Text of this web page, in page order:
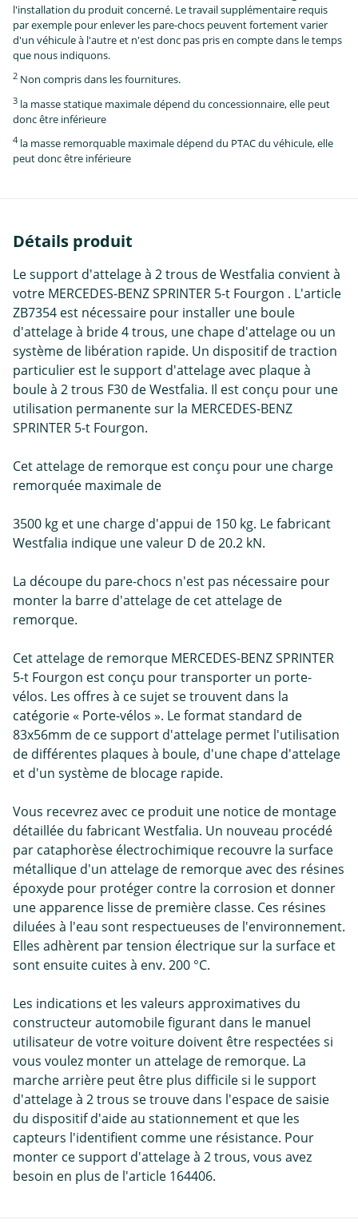
l'installation du produit concerné. Le travail supplémentaire requis
par exemple pour enlever les pare-chocs peuvent fortement varier
d'un véhicule à l'autre et n'est donc pas pris en compte dans le temps
que nous indiquons.
2 Non compris dans les fournitures.
3 la masse statique maximale dépend du concessionnaire, elle peut
donc être inférieure
4 la masse remorquable maximale dépend du PTAC du véhicule, elle
peut donc être inférieure
Détails produit
Le support d'attelage à 2 trous de Westfalia convient à
votre MERCEDES-BENZ SPRINTER 5-t Fourgon . L'article
ZB7354 est nécessaire pour installer une boule
d'attelage à bride 4 trous, une chape d'attelage ou un
système de libération rapide. Un dispositif de traction
particulier est le support d'attelage avec plaque à
boule à 2 trous F30 de Westfalia. Il est conçu pour une
utilisation permanente sur la MERCEDES-BENZ
SPRINTER 5-t Fourgon.
Cet attelage de remorque est conçu pour une charge
remorquée maximale de
3500 kg et une charge d'appui de 150 kg. Le fabricant
Westfalia indique une valeur D de 20.2 kN.
La découpe du pare-chocs n'est pas nécessaire pour
monter la barre d'attelage de cet attelage de
remorque.
Cet attelage de remorque MERCEDES-BENZ SPRINTER
5-t Fourgon est conçu pour transporter un porte-
vélos. Les offres à ce sujet se trouvent dans la
catégorie « Porte-vélos ». Le format standard de
83x56mm de ce support d'attelage permet l'utilisation
de différentes plaques à boule, d'une chape d'attelage
et d'un système de blocage rapide.
Vous recevrez avec ce produit une notice de montage
détaillée du fabricant Westfalia. Un nouveau procédé
par cataphorèse électrochimique recouvre la surface
métallique d'un attelage de remorque avec des résines
époxyde pour protéger contre la corrosion et donner
une apparence lisse de première classe. Ces résines
diluées à l'eau sont respectueuses de l'environnement.
Elles adhèrent par tension électrique sur la surface et
sont ensuite cuites à env. 200 °C.
Les indications et les valeurs approximatives du
constructeur automobile figurant dans le manuel
utilisateur de votre voiture doivent être respectées si
vous voulez monter un attelage de remorque. La
marche arrière peut être plus difficile si le support
d'attelage à 2 trous se trouve dans l'espace de saisie
du dispositif d'aide au stationnement et que les
capteurs l'identifient comme une résistance. Pour
monter ce support d'attelage à 2 trous, vous avez
besoin en plus de l'article 164406.